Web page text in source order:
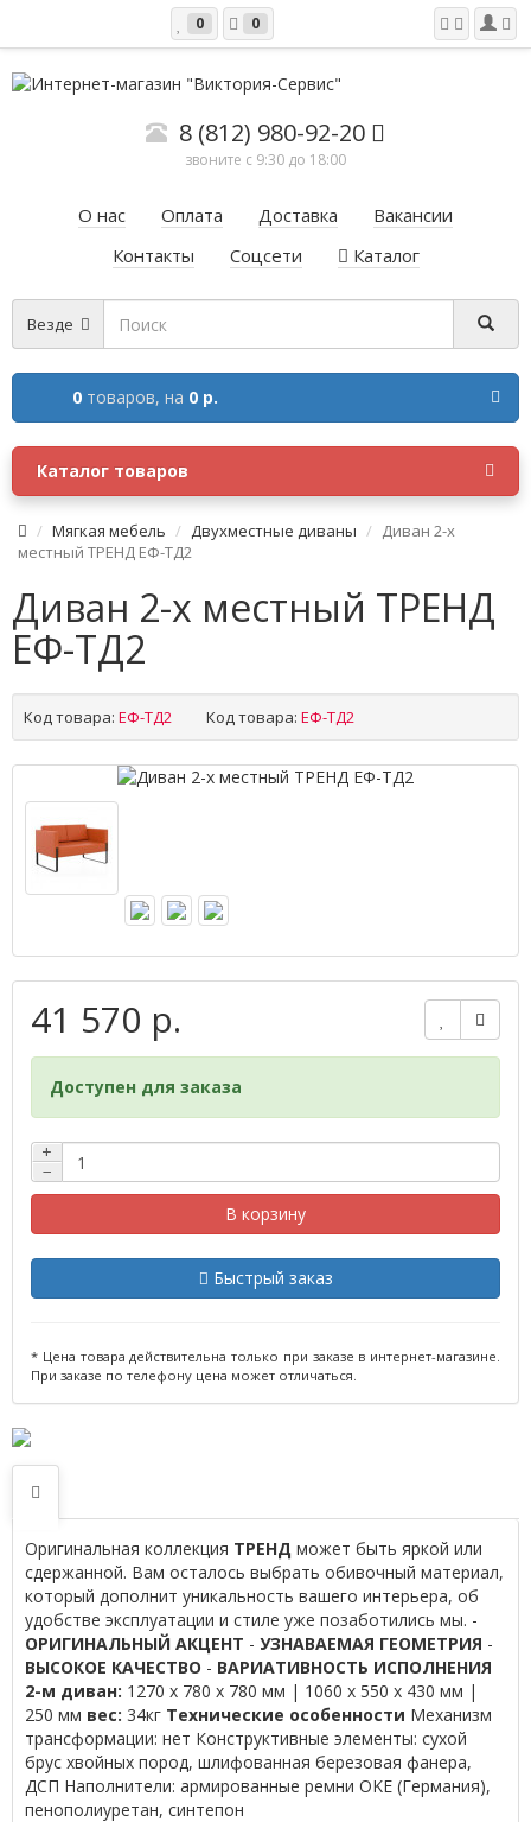
0 0
8 (812) 980-92-20
звоните с 9:30 до 18:00
О нас Оплата Доставка
Вакансии
Контакты
Соцсети Каталог
Везде
0 товаров, на 0 р.
Каталог товаров
Мягкая мебель Двухместные диваны
Диван 2-х
местный ТРЕНД ЕФ-ТД2
Диван 2-х местный ТРЕНД
ЕФ-ТД2
Код товара: ЕФ-ТД2 Код товара: ЕФ-ТД2
41 570 р.
Доступен для заказа
+
−
В корзину
Быстрый заказ
* Цена товара действительна только при заказе в интернет-магазине.
При заказе по телефону цена может отличаться.
Оригинальная коллекция ТРЕНД может быть яркой или
сдержанной. Вам осталось выбрать обивочный материал,
который дополнит уникальность вашего интерьера, об
удобстве эксплуатации и стиле уже позаботились мы. -
ОРИГИНАЛЬНЫЙ АКЦЕНТ - УЗНАВАЕМАЯ ГЕОМЕТРИЯ -
ВЫСОКОЕ КАЧЕСТВО - ВАРИАТИВНОСТЬ ИСПОЛНЕНИЯ
2-м диван: 1270 x 780 x 780 мм | 1060 х 550 х 430 мм |
250 мм вес: 34кг Технические особенности Механизм
трансформации: нет Конструктивные элементы: сухой
брус хвойных пород, шлифованная березовая фанера,
ДСП Наполнители: армированные ремни OKE (Германия),
пенополиуретан, синтепон